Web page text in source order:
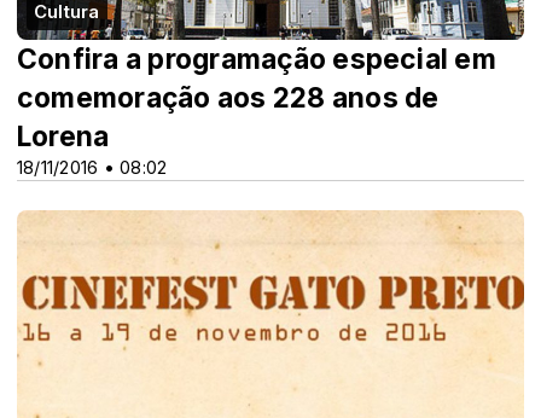
Cultura
18/11/2016 • 08:02
Confira a programação especial em
comemoração aos 228 anos de
Lorena